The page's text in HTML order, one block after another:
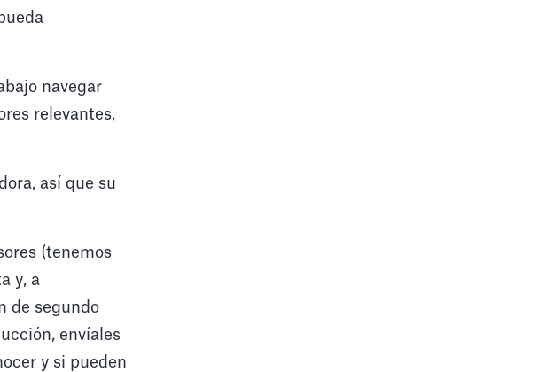
navegar
relevantes,
así que su
(tenemos
y, a
de segundo
envíales
y si pueden